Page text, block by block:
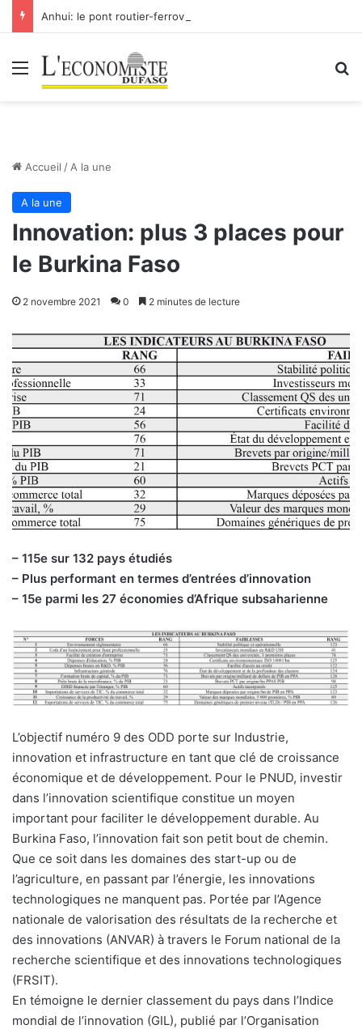
Menu
Accueil / A la une
A la une
Innovation: plus 3 places pour
le Burkina Faso
2 novembre 2021 0 2 minutes de lecture
– 115e sur 132 pays étudiés
– Plus performant en termes d’entrées d’innovation
– 15e parmi les 27 économies d’Afrique subsaharienne
L’objectif numéro 9 des ODD porte sur Industrie,
innovation et infrastructure en tant que clé de croissance
économique et de développement. Pour le PNUD, investir
dans l’innovation scientifique constitue un moyen
important pour faciliter le développement durable. Au
Burkina Faso, l’innovation fait son petit bout de chemin.
Que ce soit dans les domaines des start-up ou de
l’agriculture, en passant par l’énergie, les innovations
technologiques ne manquent pas. Portée par l’Agence
nationale de valorisation des résultats de la recherche et
des innovations (ANVAR) à travers le Forum national de la
recherche scientifique et des innovations technologiques
(FRSIT).
En témoigne le dernier classement du pays dans l’Indice
mondial de l’innovation (GIL), publié par l’Organisation